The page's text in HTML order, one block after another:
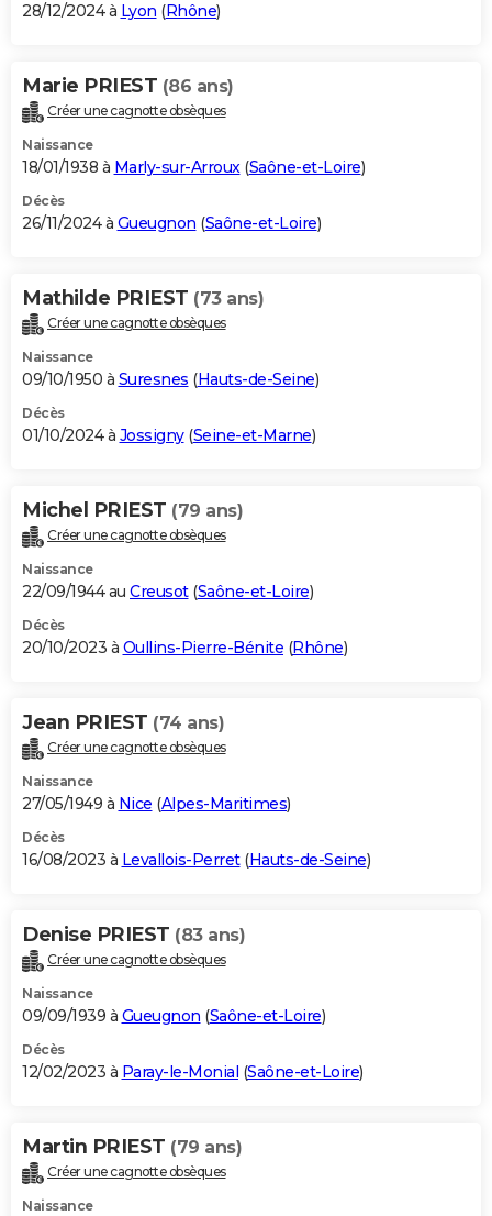
28/12/2024 à Lyon (Rhône)
Marie PRIEST (86 ans)
Créer une cagnotte obsèques
Naissance
18/01/1938 à Marly-sur-Arroux(Saône-et-Loire)
Décès
26/11/2024 à Gueugnon (Saône-et-Loire)
Mathilde PRIEST (73 ans)
Créer une cagnotte obsèques
Naissance
09/10/1950 à Suresnes (Hauts-de-Seine)
Décès
01/10/2024 à Jossigny(Seine-et-Marne)
Michel PRIEST (79 ans)
Créer une cagnotte obsèques
Naissance
22/09/1944 au Creusot(Saône-et-Loire)
Décès
20/10/2023 à Oullins-Pierre-Bénite (Rhône)
Jean PRIEST (74 ans)
Créer une cagnotte obsèques
Naissance
27/05/1949 à Nice (Alpes-Maritimes)
Décès
16/08/2023 à Levallois-Perret(Hauts-de-Seine)
Denise PRIEST (83 ans)
Créer une cagnotte obsèques
Naissance
09/09/1939 à Gueugnon (Saône-et-Loire)
Décès
12/02/2023 à Paray-le-Monial (Saône-et-Loire)
Martin PRIEST (79 ans)
Créer une cagnotte obsèques
Naissance